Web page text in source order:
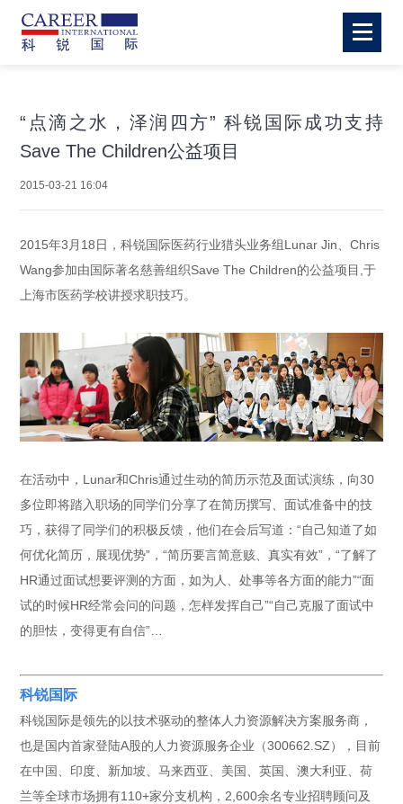
“点滴之水，泽润四方” 科锐国际成功支持
Save The Children公益项目
2015-03-21 16:04
2015年3月18日，科锐国际医药行业猎头业务组Lunar Jin、Chris
Wang参加由国际著名慈善组织Save The Children的公益项目,于
上海市医药学校讲授求职技巧。
在活动中，Lunar和Chris通过生动的简历示范及面试演练，向30
多位即将踏入职场的同学们分享了在简历撰写、面试准备中的技
巧，获得了同学们的积极反馈，他们在会后写道：“自己知道了如
何优化简历，展现优势”，“简历要言简意赅、真实有效”，“了解了
HR通过面试想要评测的方面，如为人、处事等各方面的能力”“面
试的时候HR经常会问的问题，怎样发挥自己”“自己克服了面试中
的胆怯，变得更有自信”…
科锐国际
科锐国际是领先的以技术驱动的整体人力资源解决方案服务商，
也是国内首家登陆A股的人力资源服务企业（300662.SZ），目前
在中国、印度、新加坡、马来西亚、美国、英国、澳大利亚、荷
兰等全球市场拥有110+家分支机构，2,600余名专业招聘顾问及